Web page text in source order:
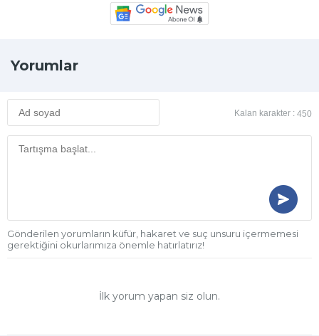
Yorumlar
Kalan karakter : 450
Gönderilen yorumların küfür, hakaret ve suç unsuru içermemesi
gerektiğini okurlarımıza önemle hatırlatırız!
İlk yorum yapan siz olun.